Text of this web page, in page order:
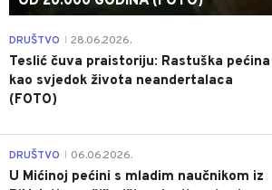
DRUŠTVO 28.06.2026.
Teslić čuva praistoriju: Rastuška pećina
kao svjedok života neandertalaca
(FOTO)
DRUŠTVO 06.06.2026.
U Mićinoj pećini s mladim naučnikom iz